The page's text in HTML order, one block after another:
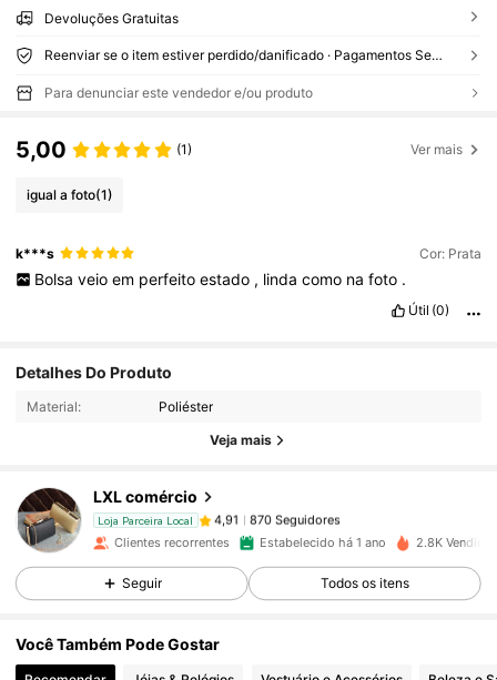
Devoluções Gratuitas
Reenviar se o item estiver perdido/danificado · Pagamentos Seguros · Proteção de privacidade
Para denunciar este vendedor e/ou produto
5,00 (1) Ver mais
igual a foto(1)
k***s Cor: Prata
Bolsa veio em perfeito estado , linda como na foto .
Útil (0)
Detalhes Do Produto
Material: Poliéster
Veja mais
LXL comércio
Loja Parceira Local
4,91 870 Seguidores
4,91 870 Seguidores
4,91 870 Seguidores
Clientes recorrentes Estabelecido há 1 ano 2.8K Vendido
Seguir Todos os itens
Você Também Pode Gostar